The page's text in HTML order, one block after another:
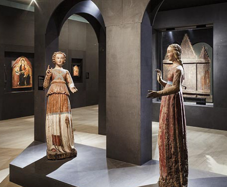
SIENNE, AUX ORIGINES DE LA
RENAISSANCE